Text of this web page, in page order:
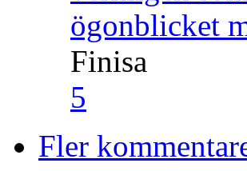
ögonblicket
Finisa
5
Fler